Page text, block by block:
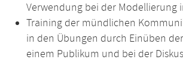
Verwendung bei der Modellierung
Training der mündlichen
in den Übungen durch Einüben
einem Publikum und bei der